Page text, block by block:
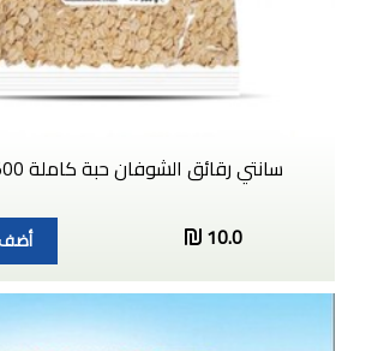
سانتي رقائق الشوفان حبة كاملة 500غم زروف
10.0